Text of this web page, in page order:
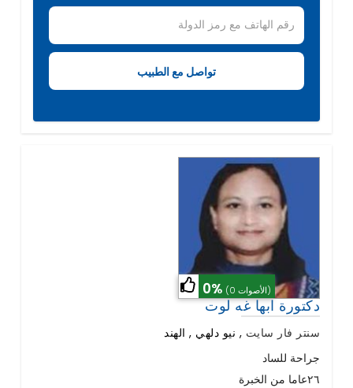
0% (0 الأصوات)
دكتورة ابها غه لوت
سنتر فار سايت , نيو دلهي , الهند
جراحة للساد
٢٦عاما من الخبرة